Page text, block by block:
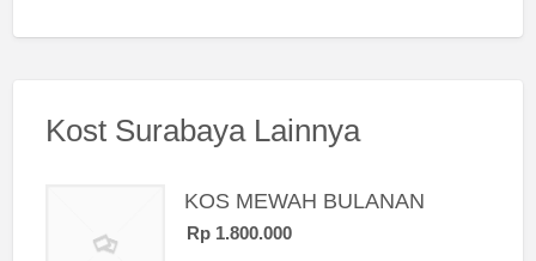
Kost Surabaya Lainnya
KOS MEWAH BULANAN
Rp 1.800.000